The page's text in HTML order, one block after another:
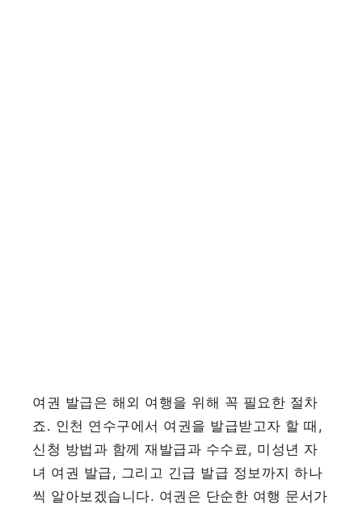
여권 발급은 해외 여행을 위해 꼭 필요한 절차
죠. 인천 연수구에서 여권을 발급받고자 할 때,
신청 방법과 함께 재발급과 수수료, 미성년 자
녀 여권 발급, 그리고 긴급 발급 정보까지 하나
씩 알아보겠습니다. 여권은 단순한 여행 문서가